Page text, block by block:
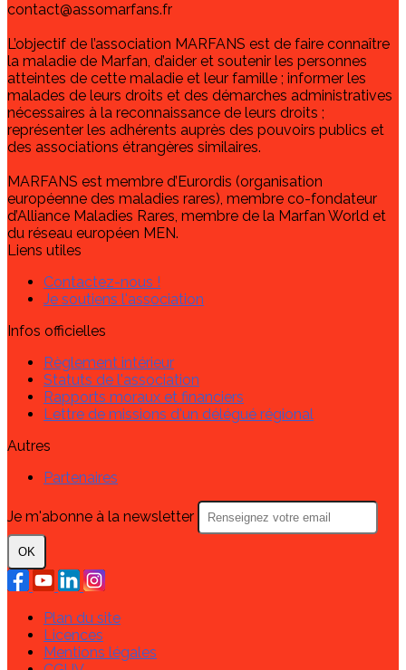
contact@assomarfans.fr
L’objectif de l’association MARFANS est de faire connaître
la maladie de Marfan, d’aider et soutenir les personnes
atteintes de cette maladie et leur famille ; informer les
malades de leurs droits et des démarches administratives
nécessaires à la reconnaissance de leurs droits ;
représenter les adhérents auprès des pouvoirs publics et
des associations étrangères similaires.
MARFANS est membre d’Eurordis (organisation
européenne des maladies rares), membre co-fondateur
d’Alliance Maladies Rares, membre de la Marfan World et
du réseau européen MEN.
Liens utiles
Contactez-nous !
Je soutiens l'association
Infos officielles
Règlement intérieur
Statuts de l'association
Rapports moraux et financiers
Lettre de missions d'un délégué régional
Autres
Partenaires
Je m'abonne à la newsletter
OK
Plan du site
Licences
Mentions légales